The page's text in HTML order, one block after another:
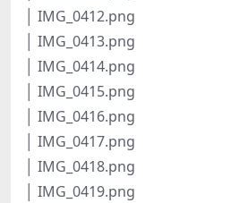
│ IMG_0412.png
│ IMG_0413.png
│ IMG_0414.png
│ IMG_0415.png
│ IMG_0416.png
│ IMG_0417.png
│ IMG_0418.png
│ IMG_0419.png